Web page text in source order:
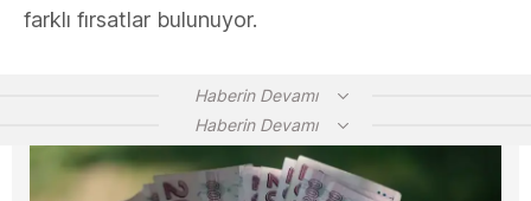
farklı fırsatlar bulunuyor.
Haberin Devamı
Haberin Devamı